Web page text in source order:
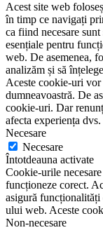
Acest site web
în timp ce navigați
ca fiind necesare
esențiale pentru
web. De asemenea,
analizăm și să
Aceste cookie-uri
dumneavoastră. De
cookie-uri. Dar
afecta experiența
Necesare
Necesare
Întotdeauna activate
Cookie-urile
funcționeze corect.
asigură funcționalități
ului web. Aceste
Non-necesare